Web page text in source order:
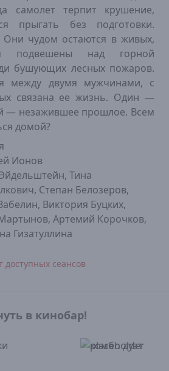
самолет терпит крушение,
прыгать без подготовки.
Они чудом остаются в живых,
подвешены над горной
бушующих лесных пожаров.
между двумя мужчинами, с
связана ее жизнь. Один —
— незажившее прошлое. Всем
домой?
Ионов
Тина
Степан Белозеров,
Виктория Буцких,
Артемий Корочков,
Гизатуллина
доступных сеансов
в кинобар!